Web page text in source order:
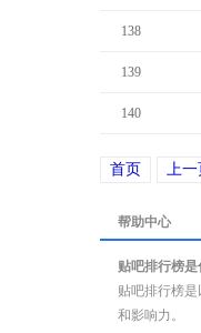
138
139
140
首页 上一
帮助中心
贴吧排行榜是
贴吧排行榜
和影响力。